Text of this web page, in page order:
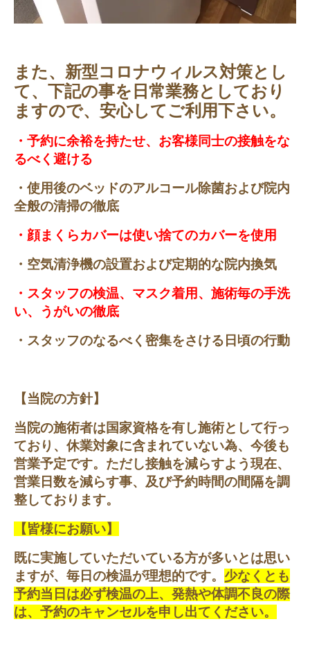
また、新型コロナウィルス対策とし
て、 下記の事を日常業務としており
ますので、安心してご利用下さい。
・予約に余裕を持たせ、お客様同士の接触をな
るべく避ける
・使用後のベッドのアルコール除菌および院内
全般の清掃の徹底
・顔まくらカバーは使い捨てのカバーを使用
・空気清浄機の設置および定期的な院内換気
・スタッフの検温、マスク着用、施術毎の手洗
い、うがいの徹底
・スタッフのなるべく密集をさける日頃の行動
【当院の方針】
当院の施術者は国家資格を有し施術として行っ
ており、休業対象に含まれていない為、今後も
営業予定です。ただし接触を減らすよう現在、
営業日数を減らす事、及び予約時間の間隔を調
整しております。
【皆様にお願い】
既に実施していただいている方が多いとは思い
ますが、毎日の検温が理想的です。 少なくとも
予約当日は必ず検温の上、発熱や体調不良の際
は、予約のキャンセルを申し出てください。